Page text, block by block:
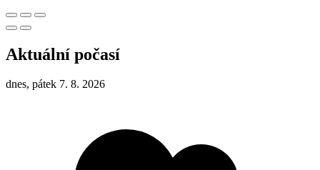
Aktuální počasí
dnes, pátek 7. 8. 2026